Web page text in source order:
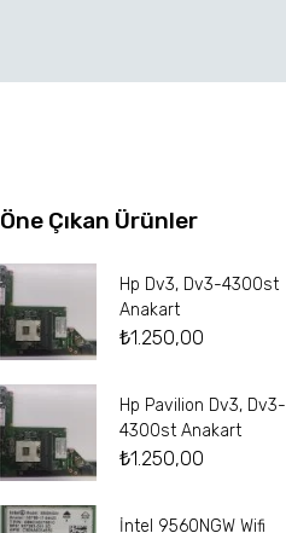
Öne Çıkan Ürünler
Hp Dv3, Dv3-4300st
Anakart
₺1.250,00
Hp Pavilion Dv3, Dv3-
4300st Anakart
₺1.250,00
İntel 9560NGW Wifi